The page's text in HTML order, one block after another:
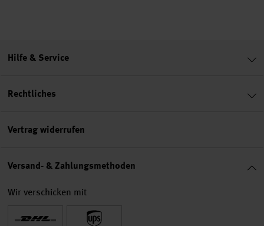
Hilfe & Service
Rechtliches
Vertrag widerrufen
Versand- & Zahlungsmethoden
Wir verschicken mit